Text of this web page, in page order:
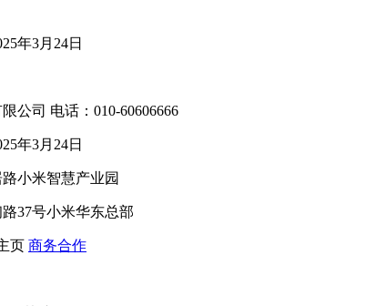
年3月24日
公司 电话：010-60606666
年3月24日
小米智慧产业园
37号小米华东总部
页 商务合作